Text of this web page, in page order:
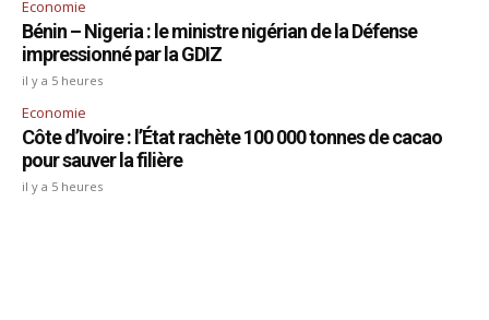
Economie
Bénin – Nigeria : le ministre nigérian de la Défense
impressionné par la GDIZ
il y a 5 heures
Economie
Côte d’Ivoire : l’État rachète 100 000 tonnes de cacao
pour sauver la filière
il y a 5 heures